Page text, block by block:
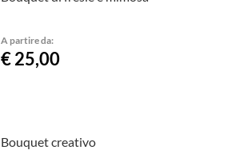
A partire da:
€ 25,00
Bouquet creativo